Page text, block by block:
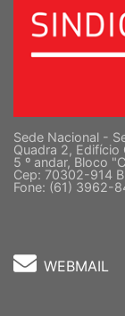
Sede Nacional -
Quadra 2, Edifício
5 º andar, Bloco
Cep: 70302-914
Fone: (61) 3962-
WEBMAIL